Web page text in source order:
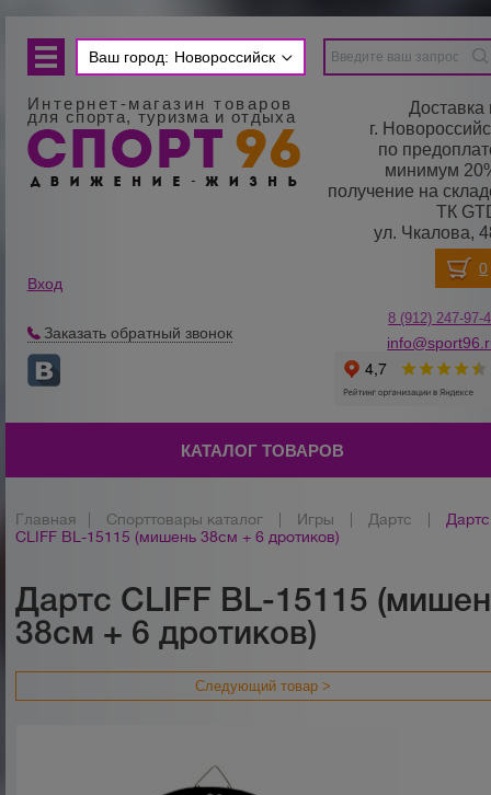
Ваш город: Новороссийск
Интернет-магазин товаров
для спорта, туризма и отдыха
Доставка
г.
по
минимум
получение на
ТК
ул. Чкалова,
Вход
Заказать обратный звонок
8 (912) 247-97-
КАТАЛОГ ТОВАРОВ
Главная Спорттовары каталог Игры Дартс
Дартс
CLIFF BL-15115 (мишень 38см + 6 дротиков)
Дартс CLIFF BL-15115
38см + 6 дротиков)
Следующий товар >